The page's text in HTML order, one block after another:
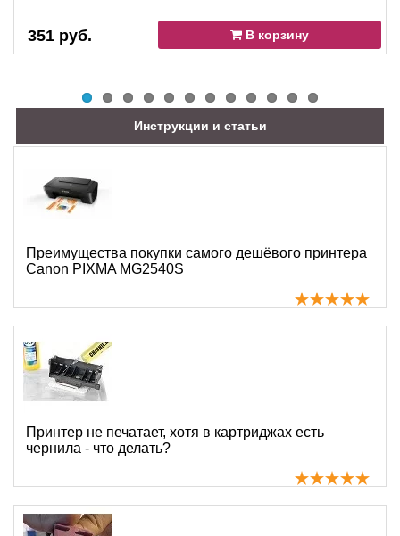
351 руб. В корзину
Инструкции и статьи
Преимущества покупки самого дешёвого принтера
Canon PIXMA MG2540S
Принтер не печатает, хотя в картриджах есть
чернила - что делать?